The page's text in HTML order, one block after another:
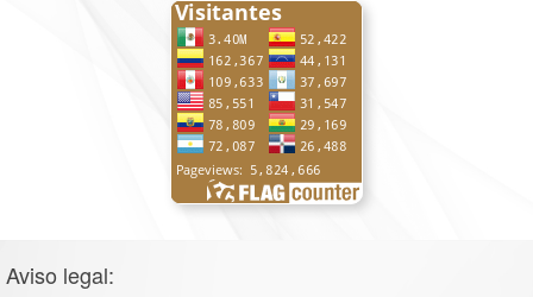
Aviso legal: